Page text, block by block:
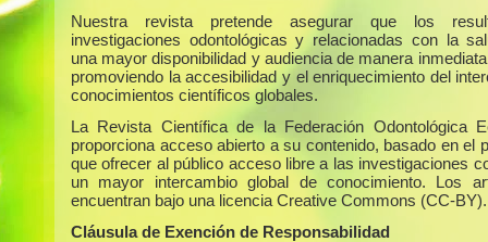
Nuestra revista pretende asegurar que los
investigaciones odontológicas y relacionadas con la
una mayor disponibilidad y audiencia de manera
promoviendo la accesibilidad y el enriquecimiento del
conocimientos científicos globales.
La Revista Científica de la Federación Odontológica
proporciona acceso abierto a su contenido, basado en el
que ofrecer al público acceso libre a las investigaciones
un mayor intercambio global de conocimiento. Los
encuentran bajo una licencia Creative Commons (CC-BY).
Cláusula de Exención de Responsabilidad